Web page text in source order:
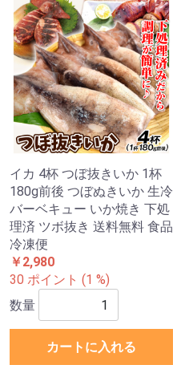
イカ 4杯 つぼ抜きいか 1杯
180g前後 つぼぬきいか 生冷
バーベキュー いか焼き 下処
理済 ツボ抜き 送料無料 食品
冷凍便
￥2,980
30 ポイント (1 %)
数量
カートに入れる